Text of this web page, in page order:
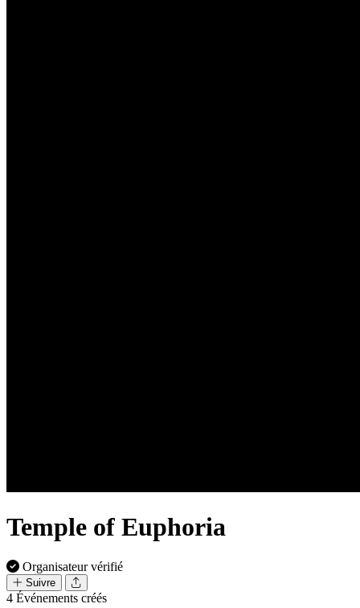
Temple of Euphoria
Organisateur vérifié
Suivre
4 Événements créés